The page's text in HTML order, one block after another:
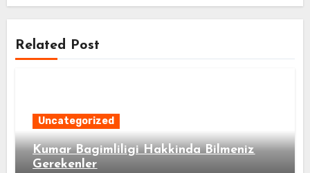
Related Post
Uncategorized
Kumar Bagimliligi Hakkinda Bilmeniz
Gerekenler